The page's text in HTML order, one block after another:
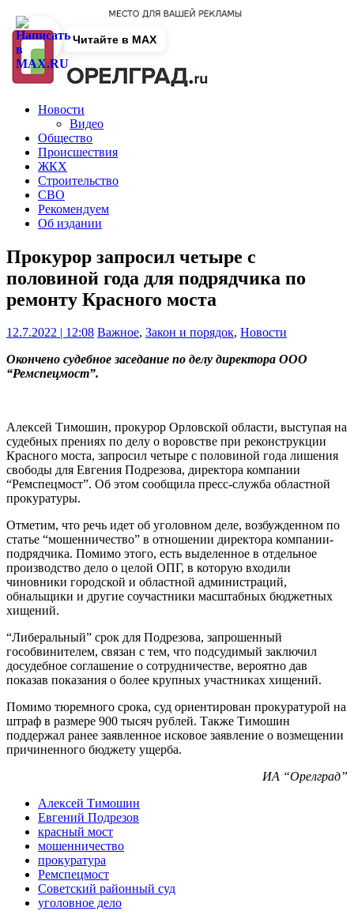
Новости
Видео
Общество
Происшествия
ЖКХ
Строительство
СВО
Рекомендуем
Об издании
Прокурор запросил четыре с
половиной года для подрядчика по
ремонту Красного моста
12.7.2022 | 12:08 Важное, Закон и порядок, Новости
Окончено судебное заседание по делу директора ООО
“Ремспецмост”.
Алексей Тимошин, прокурор Орловской области, выступая на
судебных прениях по делу о воровстве при реконструкции
Красного моста, запросил четыре с половиной года лишения
свободы для Евгения Подрезова, директора компании
“Ремспецмост”. Об этом сообщила пресс-служба областной
прокуратуры.
Отметим, что речь идет об уголовном деле, возбужденном по
статье “мошенничество” в отношении директора компании-
подрядчика. Помимо этого, есть выделенное в отдельное
производство дело о целой ОПГ, в которую входили
чиновники городской и областной администраций,
обнальщики и другие соучастники масштабных бюджетных
хищений.
“Либеральный” срок для Подрезова, запрошенный
гособвинителем, связан с тем, что подсудимый заключил
досудебное соглашение о сотрудничестве, вероятно дав
показав показания о более крупных участниках хищений.
Помимо тюремного срока, суд ориентирован прокуратурой на
штраф в размере 900 тысяч рублей. Также Тимошин
поддержал ранее заявленное исковое заявление о возмещении
причиненного бюджету ущерба.
ИА “Орелград”
Алексей Тимошин
Евгений Подрезов
красный мост
мошенничество
прокуратура
Ремспецмост
Советский районный суд
уголовное дело
Читайте в MAX